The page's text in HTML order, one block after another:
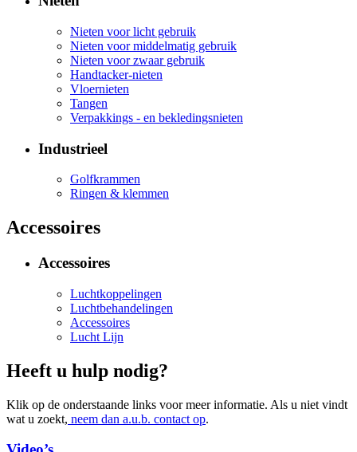
Nieten voor licht gebruik
Nieten voor middelmatig gebruik
Nieten voor zwaar gebruik
Handtacker-nieten
Vloernieten
Tangen
Verpakkings - en bekledingsnieten
Industrieel
Golfkrammen
Ringen & klemmen
Accessoires
Accessoires
Luchtkoppelingen
Luchtbehandelingen
Accessoires
Lucht Lijn
Heeft u hulp nodig?
Klik op de onderstaande links voor meer informatie. Als u niet vindt
wat u zoekt, neem dan a.u.b. contact op.